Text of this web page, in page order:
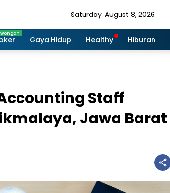
Saturday, August 8, 2026
Gaya Hidup Healthy Hiburan
Staff
Jawa Barat